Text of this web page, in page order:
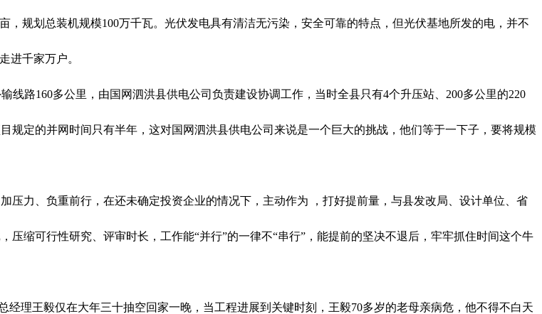
，规划总装机规模100万千瓦。光伏发电具有清洁无污染，安全可靠的特点 ， 但光伏基地所发的电，并不
进千家万户。
路160多公里，由国网泗洪县供电公司负责建设协调工作，当时全县只有4个升压站、200多公里的220
规定的并网时间 只有半年， 这对国网泗洪县供电公司来说是一个巨大的挑战， 他们等于一下子，要将规模
压力、负重前行 ， 在还未确定投资企业的情况下，主动作为 ，打好提前量， 与县发改局、设计单位、省
， 压缩可行性研究、评审时长， 工作能“并行”的一律不“串行”，能提前的坚决不退后，牢牢抓住时间这个牛
经理王毅仅在大年三十抽空回家一晚，当工程进展到关键时刻，王毅70多岁的老母亲病危 ，他不得不白天